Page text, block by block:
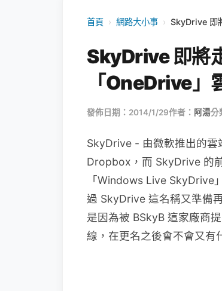
首頁 › 網路大小事 › SkyDrive 即
SkyDrive 即將
「OneDrive」
發佈日期：2014/1/29作者： 阿湯分
SkyDrive - 由微軟推出的雲
Dropbox，而 SkyDrive 的
「Windows Live SkyDrive
過 SkyDrive 這名稱又準備
是因為被 BSkyB 這家廠商
線，在更名之後會不會又有